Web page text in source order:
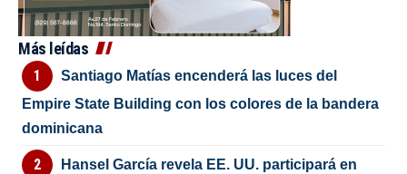
Más leídas
Santiago Matías encenderá las luces del
Empire State Building con los colores de la bandera
dominicana
Hansel García revela EE. UU. participará en